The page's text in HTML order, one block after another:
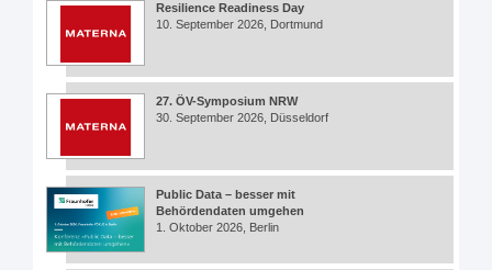
Resilience Readiness Day
10. September 2026, Dortmund
27. ÖV-Symposium NRW
30. September 2026, Düsseldorf
Public Data – besser mit
Behördendaten umgehen
1. Oktober 2026, Berlin